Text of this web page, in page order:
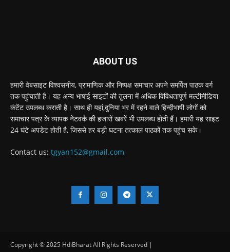
ABOUT US
हमारी वेबसाइट विश्वसनीय, प्रामाणिक और निष्पक्ष समाचार अपने समर्पित पाठक वर्ग
तक पहुंचाती है। यह अन्य भाषाई साइटों की तुलना में अधिक विविधतापूर्ण मल्टीमीडिया
कंटेंट उपलब्ध कराती है। साथ ही यहां,दुनिया भर में रहने वाले हिन्दीभाषी लोगों को
समाचार पत्र के व्यापक नेटवर्क की हजारों खबरें भी उपलब्ध होती हैं। हमारी यह साइट
24 घंटे अपडेट होती है, जिससे हर बड़ी घटना तत्काल पाठकों तक पहुंच सके।
Contact us: tgyan152@gmail.com
Copyright © 2025 HdiBharat All Rights Reserved |